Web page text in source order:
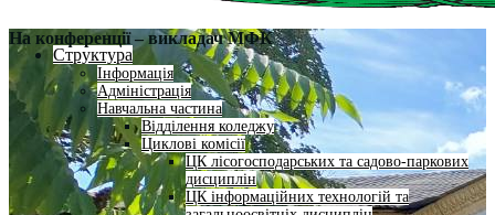
Структура
Інформація
Адміністрація
Навчальна частина
Відділення коледжу
Циклові комісії
ЦК лісогосподарських та садово-паркових
дисциплін
ЦК інформаційних технологій та
На конференції – викладач МФК